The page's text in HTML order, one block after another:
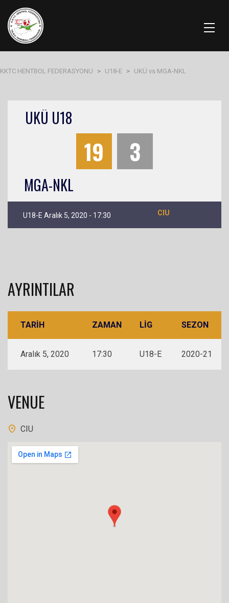
KKTC HENTBOL FEDERASYONU > U18-E > UKÜ vs MGA-NKL
UKÜ U18
19 3
MGA-NKL
U18-E Aralık 5, 2020 - 17:30 CIU
AYRINTILAR
TARIH ZAMAN LIG SEZON
Aralık 5, 2020 17:30 U18-E 2020-21
VENUE
CIU